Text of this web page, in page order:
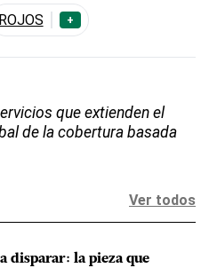
ROJOS +
que extienden el
de la cobertura basada
Ver todos
disparar: la pieza que